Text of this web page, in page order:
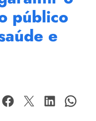
público
e